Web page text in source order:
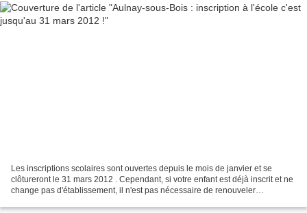
Les inscriptions scolaires sont ouvertes depuis le mois de janvier et se
clôtureront le 31 mars 2012 . Cependant, si votre enfant est déjà inscrit et ne
change pas d'établissement, il n'est pas nécessaire de renouveler